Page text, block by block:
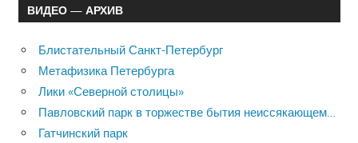
ВИДЕО — АРХИВ
Блистательный Санкт-Петербург
Метафизика Петербурга
Лики «Северной столицы»
Павловский парк в торжестве бытия неиссякающем…
Гатчинский парк